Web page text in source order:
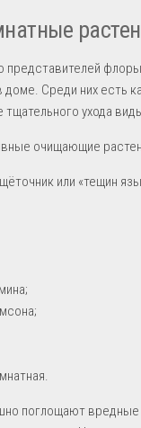
представителей
доме. Среди них есть
ухода
очищающие
или «тещин
поглощают вредные